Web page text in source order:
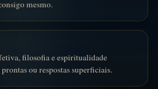
mesmo.
filosofia e espiritualidade
ou respostas superficiais.